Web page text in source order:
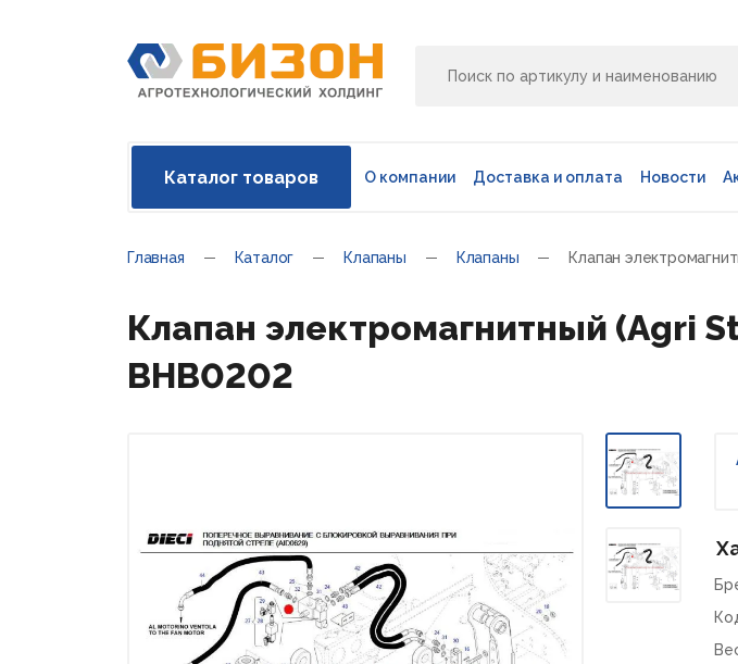
Каталог товаров О компании Доставка и оплата Новости
Главная Каталог Клапаны Клапаны Клапан
Клапан электромагнитный (Agri
BHB0202